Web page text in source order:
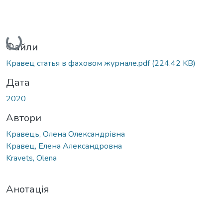
Вантажиться...
Файли
Кравец статья в фаховом журнале.pdf(224.42 KB)
Дата
2020
Автори
Кравець, Олена Олександрівна
Кравец, Елена Александровна
Kravets, Olena
Анотація